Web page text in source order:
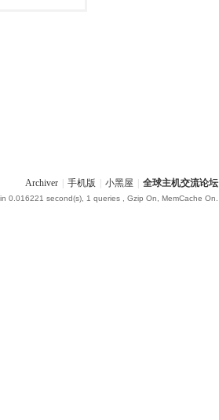
Archiver 手机版 小黑屋 全球主机交流论坛
0.016221 second(s), 1 queries , Gzip On, MemCache On.